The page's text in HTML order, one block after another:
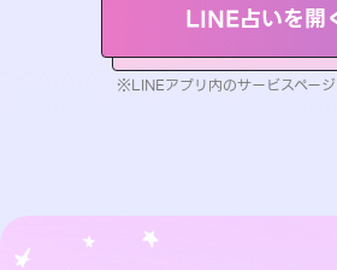
LINE占いを開
※LINEアプリ内のサービスペー